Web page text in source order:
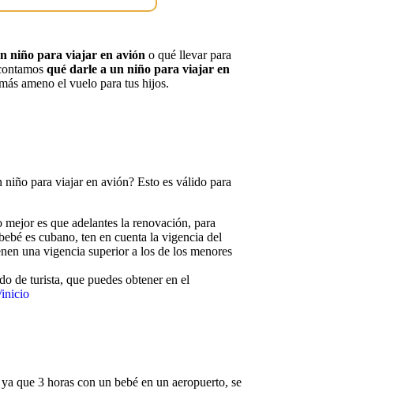
niño para viajar en avión o qué llevar para
qué darle a un niño para viajar en
ameno el vuelo para tus hijos.
para viajar en avión? Esto es válido para
es que adelantes la renovación, para
es cubano, ten en cuenta la vigencia del
una vigencia superior a los de los menores
de turista, que puedes obtener en el
inicio
que 3 horas con un bebé en un aeropuerto, se